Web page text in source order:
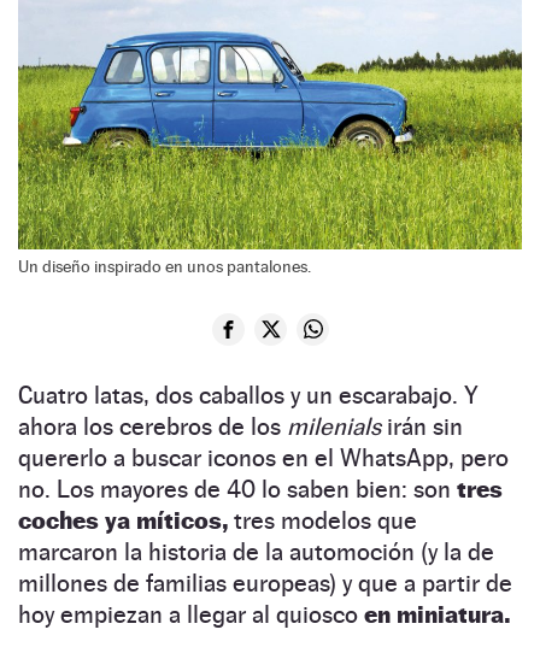
Un diseño inspirado en unos pantalones.
Cuatro latas, dos caballos y un escarabajo. Y
ahora los cerebros de los milenialsirán sin
quererlo a buscar iconos en el WhatsApp, pero
no. Los mayores de 40 lo saben bien: son tres
coches ya míticos, tres modelos que
marcaron la historia de la automoción (y la de
millones de familias europeas) y que a partir de
hoy empiezan a llegar al quiosco en miniatura.